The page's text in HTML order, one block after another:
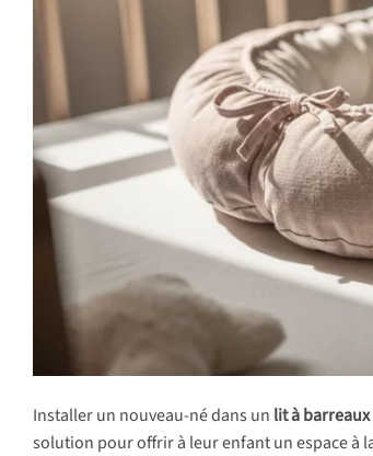
Installer un nouveau-né dans un lit à barreaux
solution pour offrir à leur enfant un espace à